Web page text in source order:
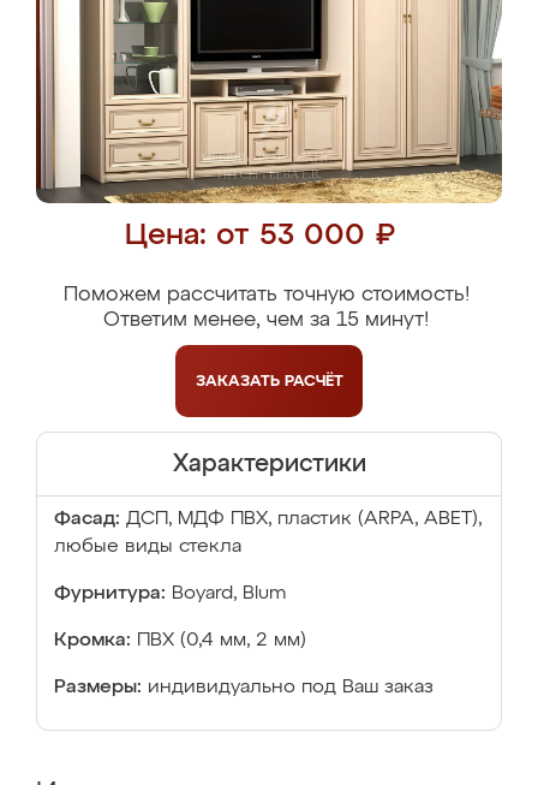
Цена: от 53 000 ₽
Поможем рассчитать точную стоимость!
Ответим менее, чем за 15 минут!
ЗАКАЗАТЬ РАСЧЁТ
Характеристики
Фасад: ДСП, МДФ ПВХ, пластик (ARPA, ABET),
любые виды стекла
Фурнитура: Boyard, Blum
Кромка: ПВХ (0,4 мм, 2 мм)
Размеры: индивидуально под Ваш заказ